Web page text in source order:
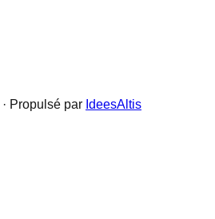
· Propulsé par IdeesAltis